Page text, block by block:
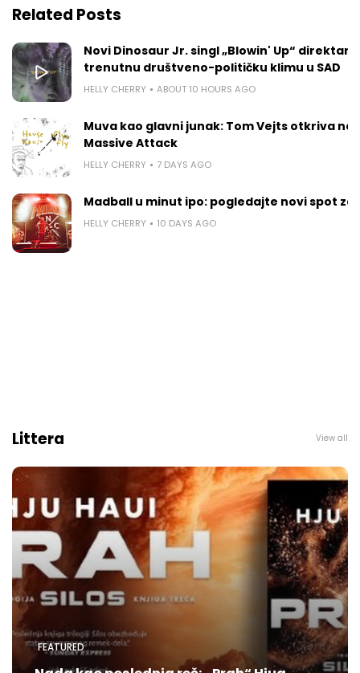
Related Posts
Novi Dinosaur Jr. singl „Blowin' Up“
trenutnu društveno-političku klimu u SAD
HELLY CHERRY ABOUT 10 HOURS AGO
Muva kao glavni junak: Tom Vejts otkriva
Massive Attack
HELLY CHERRY 7 DAYS AGO
Madball u minut ipo: pogledajte novi spot za
HELLY CHERRY 10 DAYS AGO
Littera View all
FEATURED